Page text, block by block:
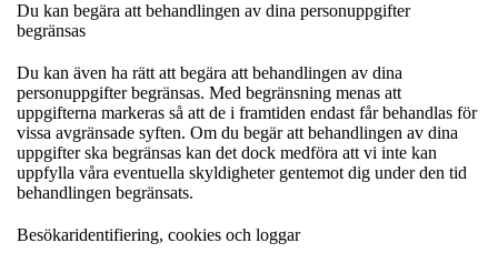
Du kan begära att behandlingen av dina personuppgifter
begränsas
Du kan även ha rätt att begära att behandlingen av dina
personuppgifter begränsas. Med begränsning menas att
uppgifterna markeras så att de i framtiden endast får behandlas för
vissa avgränsade syften. Om du begär att behandlingen av dina
uppgifter ska begränsas kan det dock medföra att vi inte kan
uppfylla våra eventuella skyldigheter gentemot dig under den tid
behandlingen begränsats.
Besökaridentifiering, cookies och loggar